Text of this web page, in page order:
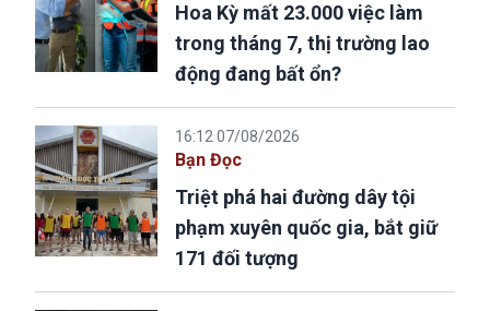
Hoa Kỳ mất 23.000 việc làm
trong tháng 7, thị trường lao
động đang bất ổn?
16:12 07/08/2026
Bạn Đọc
Triệt phá hai đường dây tội
phạm xuyên quốc gia, bắt giữ
171 đối tượng